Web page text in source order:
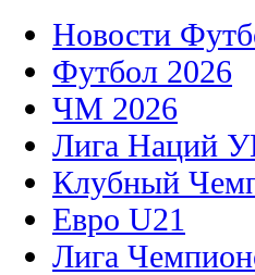
Новости
Футбол 2026
ЧМ 2026
Лига Наций
Клубный
Евро U21
Лига